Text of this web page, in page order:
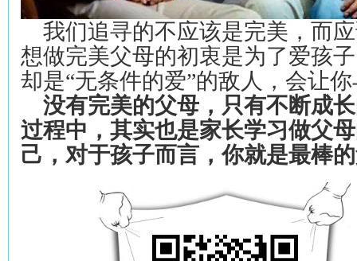
我们追寻的不应该是完美，而
想做完美父母的初衷是为了爱孩
却是“无条件的爱”的敌人，会让
没有完美的父母，只有不断成
过程中，其实也是家长学习做父
己，对于孩子而言，你就是最棒